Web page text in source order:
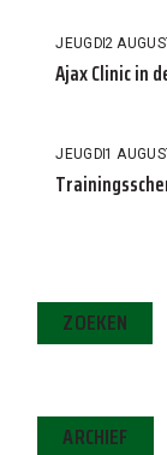
JEUGD2
Ajax Clinic in
JEUGD1
ZOEKEN
ARCHIEF